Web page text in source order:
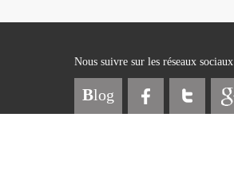
Nous suivre sur les réseaux sociaux
Blog